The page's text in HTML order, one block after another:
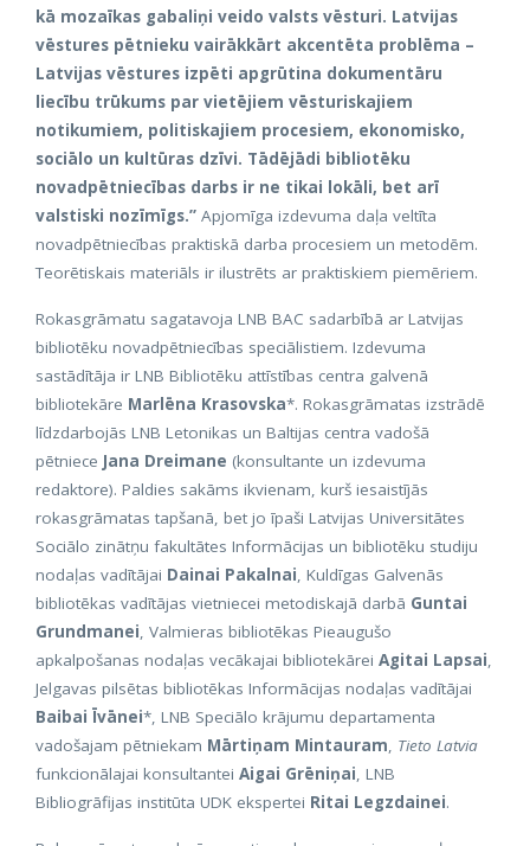
kā mozaīkas gabaliņi veido valsts vēsturi. Latvijas
vēstures pētnieku vairākkārt akcentēta problēma –
Latvijas vēstures izpēti apgrūtina dokumentāru
liecību trūkums par vietējiem vēsturiskajiem
notikumiem, politiskajiem procesiem, ekonomisko,
sociālo un kultūras dzīvi. Tādējādi bibliotēku
novadpētniecības darbs ir ne tikai lokāli, bet arī
valstiski nozīmīgs.” Apjomīga izdevuma daļa veltīta
novadpētniecības praktiskā darba procesiem un metodēm.
Teorētiskais materiāls ir ilustrēts ar praktiskiem piemēriem.
Rokasgrāmatu sagatavoja LNB BAC sadarbībā ar Latvijas
bibliotēku novadpētniecības speciālistiem. Izdevuma
sastādītāja ir LNB Bibliotēku attīstības centra galvenā
bibliotekāre Marlēna Krasovska*. Rokasgrāmatas izstrādē
līdzdarbojās LNB Letonikas un Baltijas centra vadošā
pētniece Jana Dreimane (konsultante un izdevuma
redaktore). Paldies sakāms ikvienam, kurš iesaistījās
rokasgrāmatas tapšanā, bet jo īpaši Latvijas Universitātes
Sociālo zinātņu fakultātes Informācijas un bibliotēku studiju
nodaļas vadītājai Dainai Pakalnai, Kuldīgas Galvenās
bibliotēkas vadītājas vietniecei metodiskajā darbā Guntai
Grundmanei, Valmieras bibliotēkas Pieaugušo
apkalpošanas nodaļas vecākajai bibliotekārei Agitai Lapsai,
Jelgavas pilsētas bibliotēkas Informācijas nodaļas vadītājai
Baibai Īvānei*, LNB Speciālo krājumu departamenta
vadošajam pētniekam Mārtiņam Mintauram, Tieto Latvia
funkcionālajai konsultantei Aigai Grēniņai, LNB
Bibliogrāfijas institūta UDK ekspertei Ritai Legzdainei.